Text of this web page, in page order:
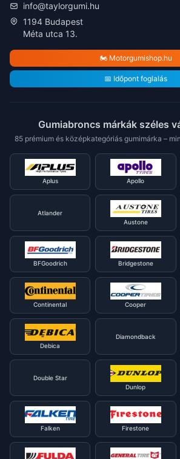
info@taylorgumi.hu
1194 Budapest
Méta utca 13.
🏍️ Motorgumishop.hu
📅 Időpont foglalás
Gumiabroncs márkák széles
85 prémium és középkategóriás gumimárka –
Aplus Apollo
Atlander
Austone
BFGoodrich Bridgestone
Continental Cooper
Debica
Diamondback
Double Star
Dunlop
Falken Firestone